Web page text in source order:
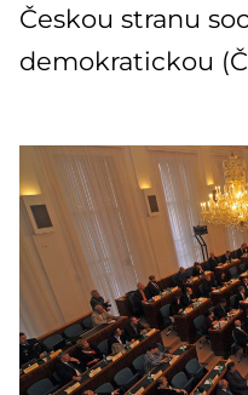
Českou stranu
demokratickou